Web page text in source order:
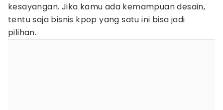
kesayangan. Jika kamu ada kemampuan desain,
tentu saja bisnis kpop yang satu ini bisa jadi
pilihan.